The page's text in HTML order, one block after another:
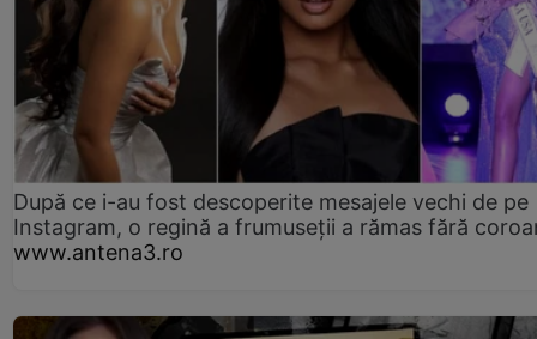
După ce i-au fost descoperite mesajele vechi de pe
Instagram, o regină a frumuseții a rămas fără
www.antena3.ro